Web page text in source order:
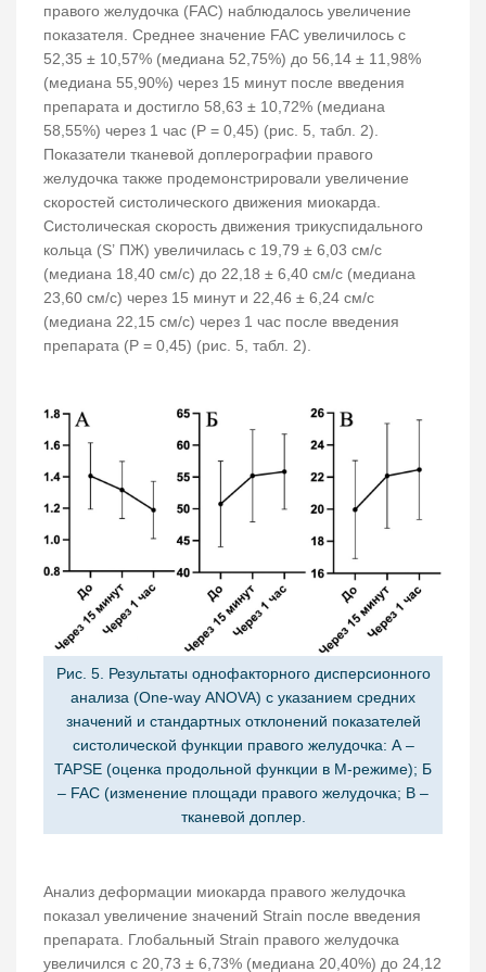
правого желудочка (FAC) наблюдалось увеличение
показателя. Среднее значение FAC увеличилось с
52,35 ± 10,57% (медиана 52,75%) до 56,14 ± 11,98%
(медиана 55,90%) через 15 минут после введения
препарата и достигло 58,63 ± 10,72% (медиана
58,55%) через 1 час (Р = 0,45) (рис. 5, табл. 2).
Показатели тканевой доплерографии правого
желудочка также продемонстрировали увеличение
скоростей систолического движения миокарда.
Систолическая скорость движения трикуспидального
кольца (S’ ПЖ) увеличилась с 19,79 ± 6,03 см/с
(медиана 18,40 см/с) до 22,18 ± 6,40 см/с (медиана
23,60 см/с) через 15 минут и 22,46 ± 6,24 см/с
(медиана 22,15 см/с) через 1 час после введения
препарата (Р = 0,45) (рис. 5, табл. 2).
Рис. 5. Результаты однофакторного дисперсионного
анализа (One-way ANOVA) с указанием средних
значений и стандартных отклонений показателей
систолической функции правого желудочка: А –
TAPSE (оценка продольной функции в М-режиме); Б
– FAC (изменение площади правого желудочка; В –
тканевой доплер.
Анализ деформации миокарда правого желудочка
показал увеличение значений Strain после введения
препарата. Глобальный Strain правого желудочка
увеличился с 20,73 ± 6,73% (медиана 20,40%) до 24,12